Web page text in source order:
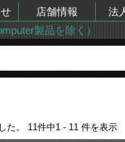
店舗情報 法
製品を除く）
た。 11 件中1 - 11 件を表示